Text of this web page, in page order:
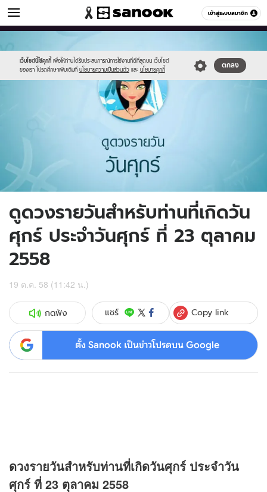
เข้าสู่ระบบสมาชิก
ดูดวง หมวดอื่นๆ
เว็บไซต์นี้ใช้คุกกี้ เพื่อให้ท่านได้รับประสบการณ์การใช้งานที่ดีที่สุดบน เว็บไซต์
ของเรา โปรดศึกษาเพิ่มเติมที่ นโยบายความเป็นส่วนตัว และ นโยบายคุกกี้
ตกลง
//s.isanook.com/sr/0/images/logo-
new-
sanook.png
//s.isanook.com/ho/0/ud/fxd/day/6_fri.jpg
ดูดวงรายวันสำหรับท่านที่เกิดวัน
ศุกร์ ประจำวันศุกร์ ที่ 23 ตุลาคม
2558
19 ต.ค. 58 (11:42 น.)
กดฟัง แชร์ Copy link
ตั้ง Sanook เป็นข่าวโปรดบน Google
ดวงรายวันสำหรับท่านที่เกิดวันศุกร์ ประจำวัน
ศุกร์ ที่ 23 ตุลาคม 2558